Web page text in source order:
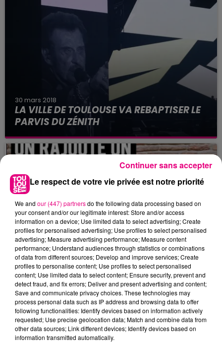
30 mars 2018
LA VILLE DE TOULOUSE VA REBAPTISER LE
PARVIS DU ZÉNITH
29 mars 2018
BIGFLO & OLI : UNE 4ÈME DATE AU ZÉNITH
DE TOULOUSE AU PROFIT DU...
Le respect de votre vie privée est notre priorité
We and our (447) partnersdo the following data processing based on
your consent and/or our legitimate interest: Store and/or access
information on a device; Use limited data to select advertising; Create
profiles for personalised advertising; Use profiles to select personalised
advertising; Measure advertising performance; Measure content
performance; Understand audiences through statistics or combinations
of data from different sources; Develop and improve services; Create
profiles to personalise content; Use profiles to select personalised
content; Use limited data to select content; Ensure security, prevent and
detect fraud, and fix errors; Deliver and present advertising and content;
Save and communicate privacy choices. These technologies may
process personal data such as IP address and browsing data to offer
following functionalities: Identify devices based on information actively
requested; Use precise geolocation data; Match and combine data from
other data sources; Link different devices; Identify devices based on
information transmitted automatically.
Continuer sans accepter